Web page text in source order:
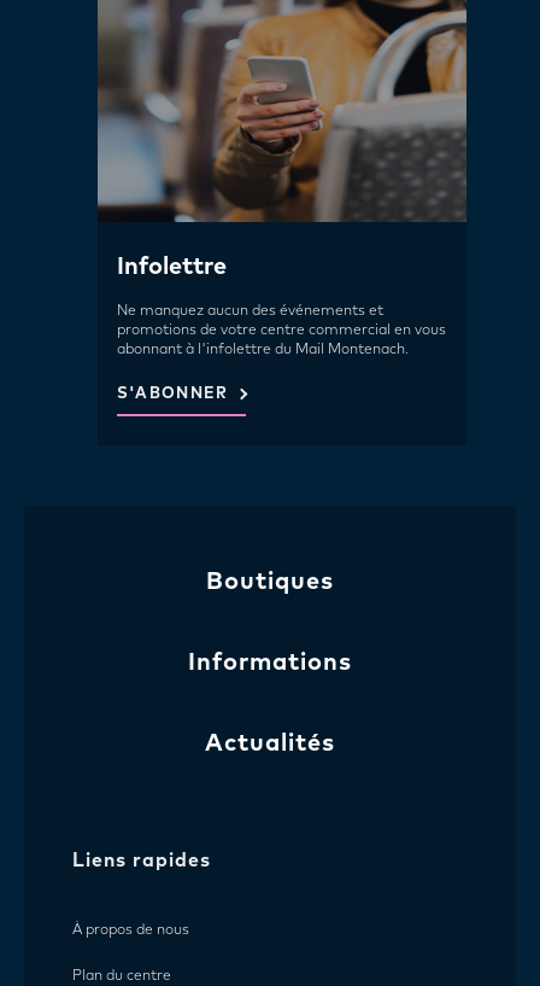
Infolettre
Ne manquez aucun des événements et
promotions de votre centre commercial en vous
abonnant à l'infolettre du Mail Montenach.
S'ABONNER
Boutiques
Informations
Actualités
Liens rapides
À propos de nous
Plan du centre